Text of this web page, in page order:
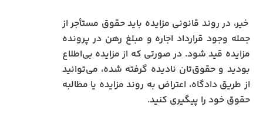
خیر، در روند قانونی مزایده باید حقوق مستأجر از
جمله وجود قرارداد اجاره و مبلغ رهن در پرونده
مزایده قید شود. در صورتی که از مزایده بی‌اطلاع
بودید و حقوق‌تان نادیده گرفته شده، می‌توانید
از طریق دادگاه، اعتراض به روند مزایده یا مطالبه
حقوق خود را پیگیری کنید.